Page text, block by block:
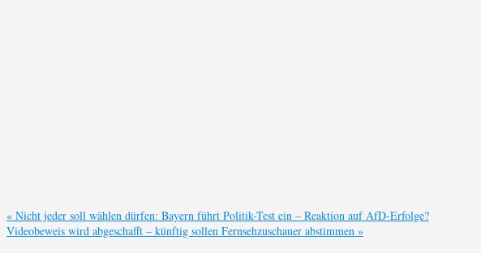
« Nicht jeder soll wählen dürfen: Bayern führt Politik-Test ein – Reaktion auf AfD-Erfolge?
Videobeweis wird abgeschafft – künftig sollen Fernsehzuschauer abstimmen »